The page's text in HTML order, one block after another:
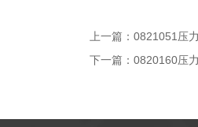
上一篇： 0821051压
下一篇： 0820160压